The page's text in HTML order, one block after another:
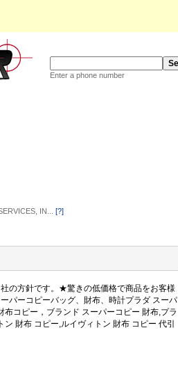
Enter a phone number
IN... [?]
の方針です。★驚きの低価格で商品をお客様
パーコピーバッグ、財布、時計プラダ スーパ
コピー，ブランド スーパーコピー 財布,プラ
財布 コピー,ルイヴィトン 財布 コピー 代引